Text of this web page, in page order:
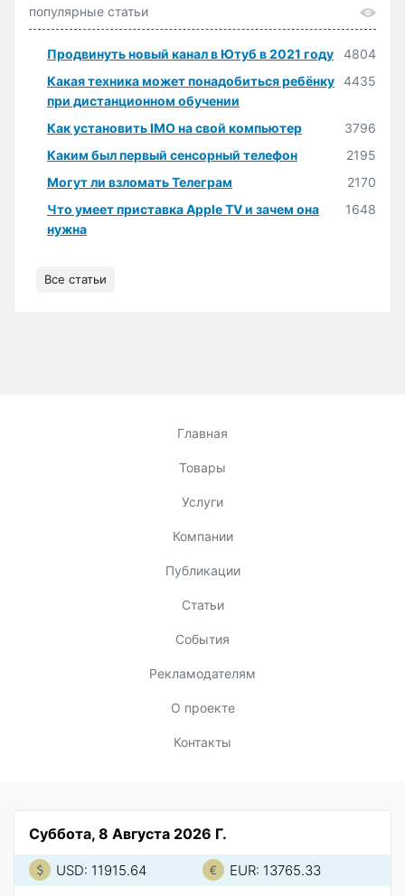
популярные статьи
Продвинуть новый канал в Ютуб в 2021 году
4804
Какая техника может понадобиться ребёнку
при дистанционном обучении
4435
Как установить IMO на свой компьютер
3796
Каким был первый сенсорный телефон
2195
Могут ли взломать Телеграм
2170
Что умеет приставка Apple TV и зачем она
нужна
1648
Все статьи
Главная
Товары
Услуги
Компании
Публикации
Статьи
События
Рекламодателям
О проекте
Контакты
Суббота, 8 Августа 2026 Г.
USD: 11915.64 EUR: 13765.33